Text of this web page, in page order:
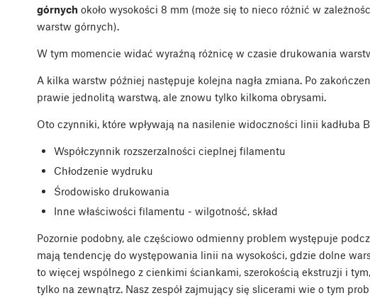
górnych około wysokości 8 mm (może się to nieco różnić w
warstw górnych).
W tym momencie widać wyraźną różnicę w czasie drukowania
A kilka warstw później następuje kolejna nagła zmiana. Po
prawie jednolitą warstwą, ale znowu tylko kilkoma obrysami.
Oto czynniki, które wpływają na nasilenie widoczności linii kadłuba
Współczynnik rozszerzalności cieplnej filamentu
Chłodzenie wydruku
Środowisko drukowania
Inne właściwości filamentu - wilgotność, skład
Pozornie podobny, ale częściowo odmienny problem występuje
mają tendencję do występowania linii na wysokości, gdzie dolne
to więcej wspólnego z cienkimi ściankami, szerokością ekstruzji i
tylko na zewnątrz. Nasz zespół zajmujący się slicerami wie o tym